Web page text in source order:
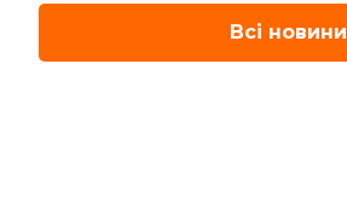
Всі новини